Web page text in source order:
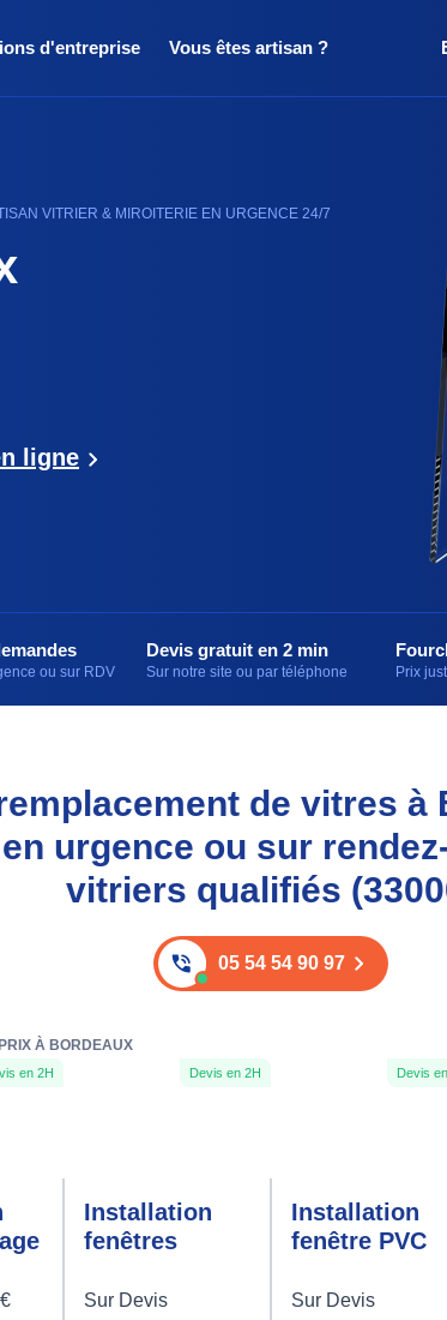
d'entreprise Vous êtes artisan ?
VITRIER & MIROITERIE EN URGENCE 24/7
ligne
ou sur RDV
Devis gratuit en 2 min
Sur notre site ou par téléphone Prix
de vitres à
urgence ou sur
vitriers qualifiés
05 54 54 90 97
À BORDEAUX
en 2H Devis en 2H
Installation
fenêtres
Sur Devis
Devis
Installation
fenêtre PVC
Sur Devis